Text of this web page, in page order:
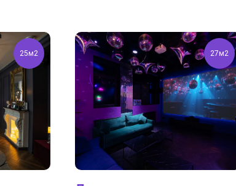
25м2 27м2